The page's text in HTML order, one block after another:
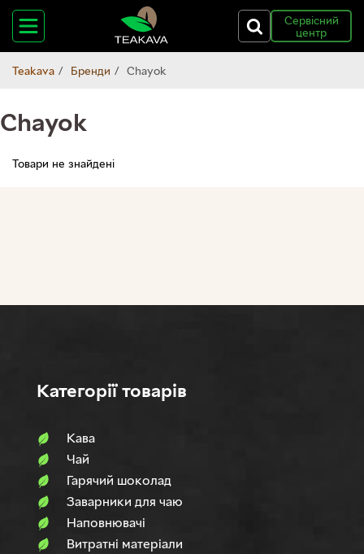
Сервісний
центр
Teakava Бренди Chayok
Chayok
Товари не знайдені
Категорії товарів
Кава
Чай
Гарячий шоколад
Заварники для чаю
Наповнювачi
Витратні матеріали